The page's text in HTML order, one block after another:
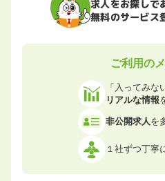
求人をお探しで
無料のサービス
ご利用の
「入ってみな
リアルな情報
非公開求人を
１社ずつ丁寧